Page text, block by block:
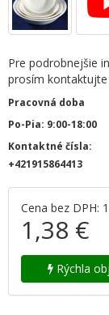
Pre podrobnejšie
prosím
Pracovná doba
Po-Pia: 9:00-18:00
Kontaktné čísla:
+421915864413
Cena bez DPH:
1,38 €
Rýchla